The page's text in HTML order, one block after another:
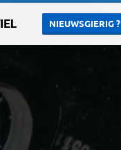
NIEUWSGIERIG ?